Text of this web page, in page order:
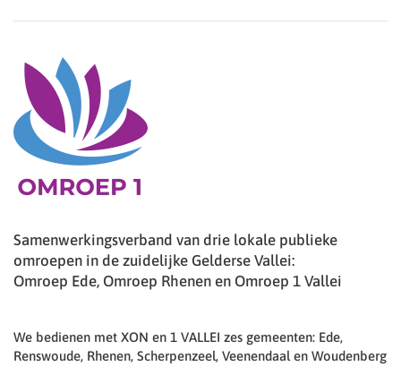
Samenwerkingsverband van drie lokale publieke
omroepen in de zuidelijke Gelderse Vallei:
Omroep Ede, Omroep Rhenen en Omroep 1 Vallei
We bedienen met XON en 1 VALLEI zes gemeenten: Ede,
Renswoude, Rhenen, Scherpenzeel, Veenendaal en Woudenberg